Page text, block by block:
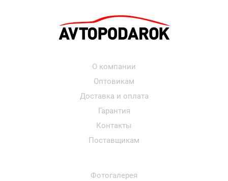
О компании
Оптовикам
Доставка и оплата
Гарантия
Контакты
Поставщикам
Фотогалерея